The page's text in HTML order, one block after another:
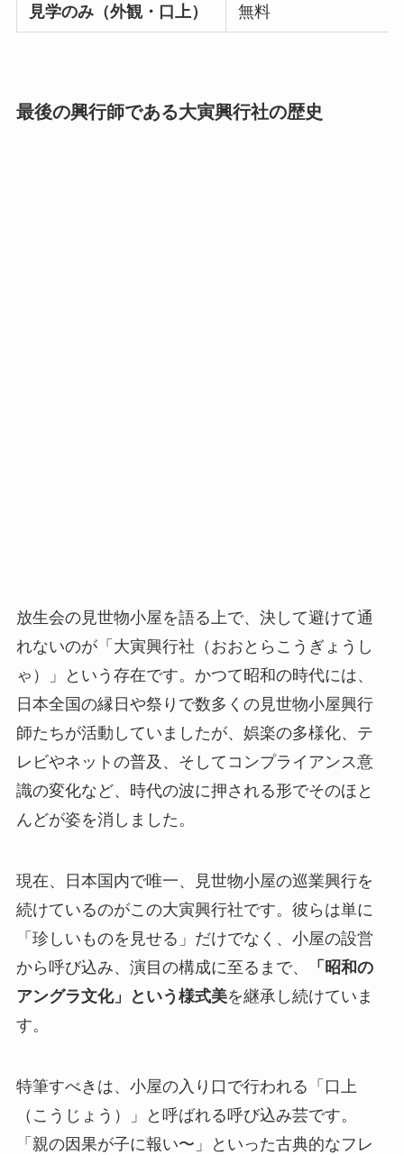
見学のみ（外観・口上） 無料
最後の興行師である大寅興行社の歴史
放生会の見世物小屋を語る上で、決して避けて通
れないのが「大寅興行社（おおとらこうぎょうし
ゃ）」という存在です。かつて昭和の時代には、
日本全国の縁日や祭りで数多くの見世物小屋興行
師たちが活動していましたが、娯楽の多様化、テ
レビやネットの普及、そしてコンプライアンス意
識の変化など、時代の波に押される形でそのほと
んどが姿を消しました。
現在、日本国内で唯一、見世物小屋の巡業興行を
続けているのがこの大寅興行社です。彼らは単に
「珍しいものを見せる」だけでなく、小屋の設営
から呼び込み、演目の構成に至るまで、
「昭和の
アングラ文化」という様式美を継承し続けていま
す。
特筆すべきは、小屋の入り口で行われる「口上
（こうじょう）」と呼ばれる呼び込み芸です。
「親の因果が子に報い〜」といった古典的なフレ